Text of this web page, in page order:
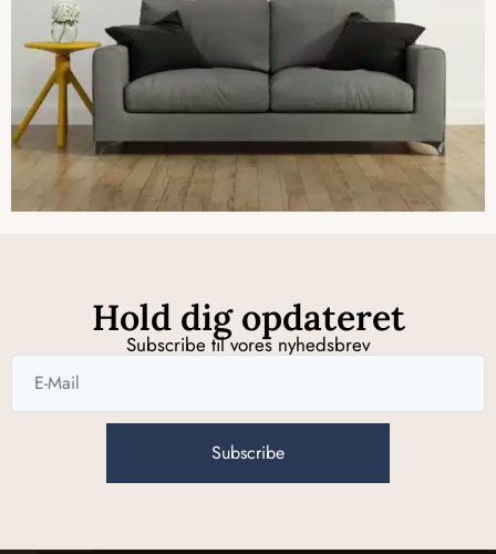
Hold dig opdateret
Subscribe til vores nyhedsbrev
Subscribe